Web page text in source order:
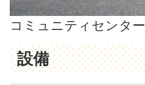
コミュニティセンタ
設備